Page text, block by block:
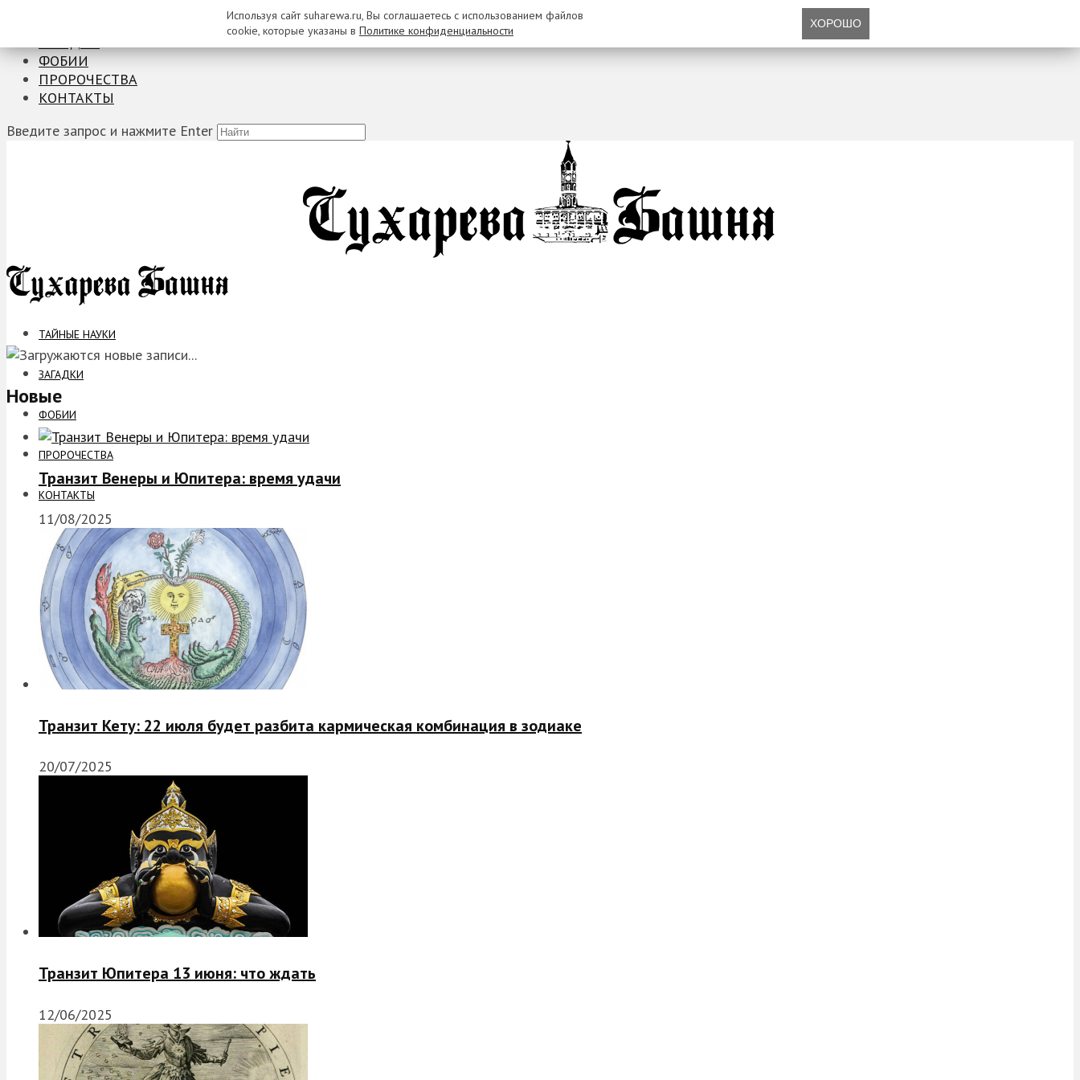
ФОБИИ
ПРОРОЧЕСТВА
КОНТАКТЫ
Введите запрос и нажмите Enter
ТАЙНЫЕ НАУКИ
ЗАГАДКИ
ФОБИИ
ПРОРОЧЕСТВА
КОНТАКТЫ
Новые
Транзит Венеры и Юпитера: время удачи
11/08/2025
Транзит Кету: 22 июля будет разбита кармическая комбинация в зодиаке
20/07/2025
Транзит Юпитера 13 июня: что ждать
12/06/2025
Используя сайт suharewa.ru, Вы соглашаетесь с использованием файлов
cookie, которые указаны в Политике конфиденциальности ХОРОШО